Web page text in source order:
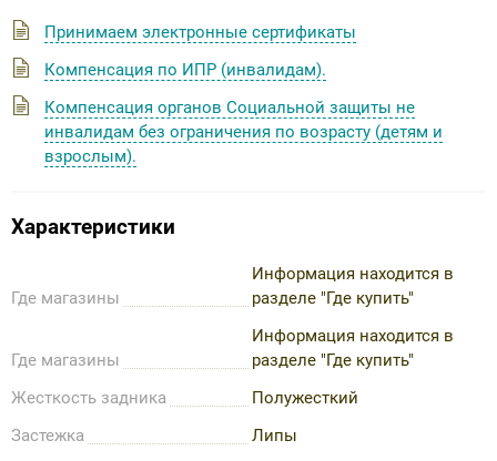
Принимаем электронные сертификаты
Компенсация по ИПР (инвалидам).
Компенсация органов Социальной защиты не
инвалидам без ограничения по возрасту (детям и
взрослым).
Характеристики
Где магазины
Информация находится в
разделе "Где купить"
Где магазины
Информация находится в
разделе "Где купить"
Жесткость задника
Полужесткий
Застежка
Липы